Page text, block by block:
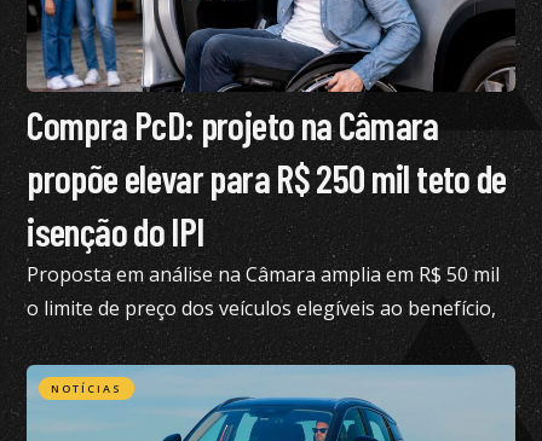
Compra PcD: projeto na Câmara
propõe elevar para R$ 250 mil teto de
isenção do IPI
Proposta em análise na Câmara amplia em R$ 50 mil
o limite de preço dos veículos elegíveis ao benefício,
hoje fixado em R$ 200 mil
NOTÍCIAS